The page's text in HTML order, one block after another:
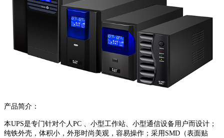
产品简介：
本UPS是专门针对个人PC 、小型工作站、小型通信设备用户而设计；
纯铁外壳，体积小，外形时尚美观，容易操作；采用SMD（表面贴